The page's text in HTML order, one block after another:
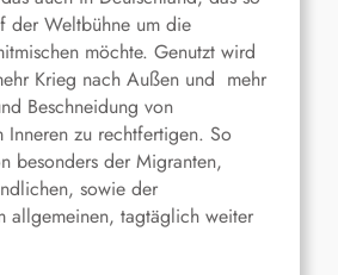
der Weltbühne um die
möchte. Genutzt wird
Krieg nach Außen und mehr
Beschneidung von
Inneren zu rechtfertigen. So
besonders der Migranten,
sowie der
allgemeinen, tagtäglich weiter